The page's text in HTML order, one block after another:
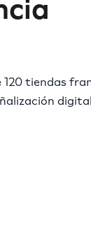
tiendas